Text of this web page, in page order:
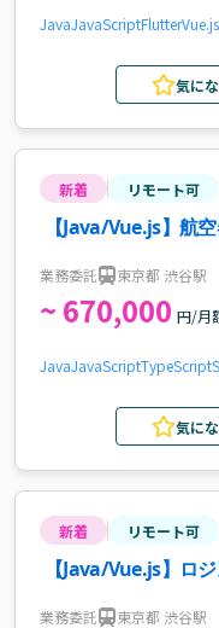
JavaJavaScriptFlutterVue.js
気に
新着 リモート可
【Java/Vue.js】航
業務委託 東京都 渋谷駅
~ 670,000 円/月
JavaJavaScriptTypeScript
気に
新着 リモート可
【Java/Vue.js】ロ
業務委託 東京都 渋谷駅